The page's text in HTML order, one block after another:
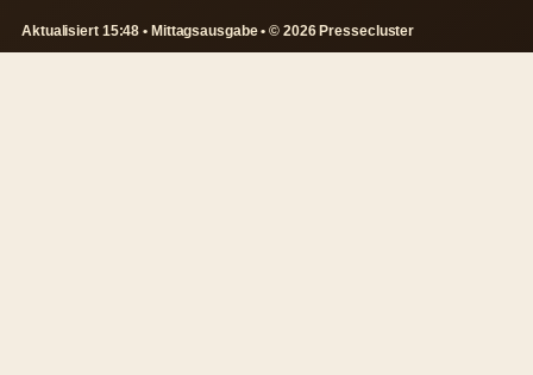
Aktualisiert 15:48 • Mittagsausgabe • © 2026 Pressecluster